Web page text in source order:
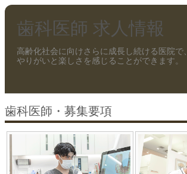
歯科医師 求人情報
高齢化社会に向けさらに成長し続ける医院で、
やりがいと楽しさを感じることができます。
歯科医師・募集要項